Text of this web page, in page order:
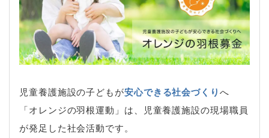
児童養護施設の子どもが安心できる社会づくりへ
「オレンジの羽根運動」は、児童養護施設の現場職員
が発足した社会活動です。